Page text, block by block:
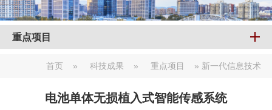
重点项目
首页 » 科技成果 » 重点项目 » 新一代信息技术
电池单体无损植入式智能传感系统